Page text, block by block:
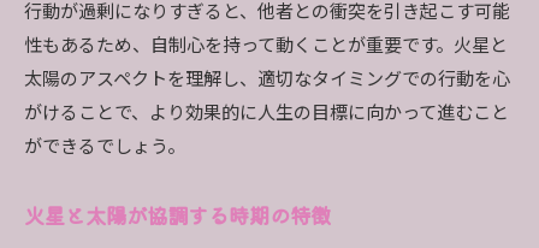
行動が過剰になりすぎると、他者との衝突を引き起こす可能
性もあるため、自制心を持って動くことが重要です。火星と
太陽のアスペクトを理解し、適切なタイミングでの行動を心
がけることで、より効果的に人生の目標に向かって進むこと
ができるでしょう。
火星と太陽が協調する時期の特徴